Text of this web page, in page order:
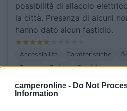
camperonline - Do Not
Information
possibilità di allaccio
la città. Presenza di alcuni
hanno dato alcun fastidio.
Accessibilità Caratteristiche
Prezzo
Pulizia Servizi